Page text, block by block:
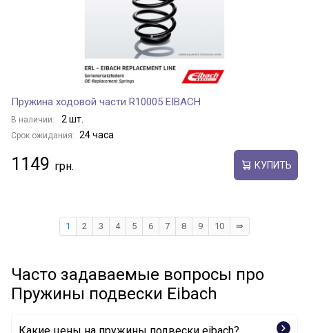
Пружина ходовой части R10005 EIBACH
В наличии: 2 шт.
Срок ожидания: 24 часа
1149 КУПИТЬ
1 2 3 4 5 6 7 8 9 10 ⇛
Часто задаваемые вопросы про
Пружины подвески Eibach